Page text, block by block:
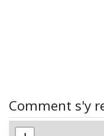
Comment s'y